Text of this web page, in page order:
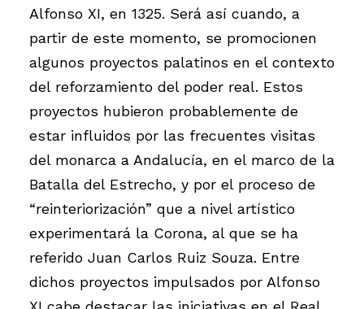
Alfonso XI, en 1325. Será así cuando, a
partir de este momento, se promocionen
algunos proyectos palatinos en el contexto
del reforzamiento del poder real. Estos
proyectos hubieron probablemente de
estar influidos por las frecuentes visitas
del monarca a Andalucía, en el marco de la
Batalla del Estrecho, y por el proceso de
“reinteriorización” que a nivel artístico
experimentará la Corona, al que se ha
referido Juan Carlos Ruiz Souza. Entre
dichos proyectos impulsados por Alfonso